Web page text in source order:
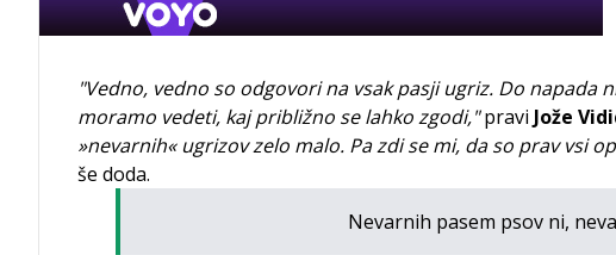
"Vedno, vedno so odgovori na vsak pasji ugriz. Do napada
moramo vedeti, kaj približno se lahko zgodi,"pravi Jože
»nevarnih« ugrizov zelo malo. Pa zdi se mi, da so prav vsi
še doda.
Nevarnih pasem psov ni,